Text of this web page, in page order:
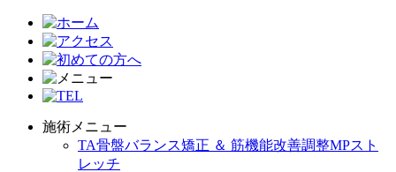
施術メニュー
TA骨盤バランス矯正 ＆ 筋機能改善調整MPスト
レッチ